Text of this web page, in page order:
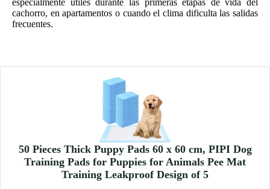
cachorro, en apartamentos o cuando el clima dificulta las salidas
frecuentes.
50 Pieces Thick Puppy Pads 60 x 60 cm, PIPI Dog
Training Pads for Puppies for Animals Pee Mat
Training Leakproof Design of 5